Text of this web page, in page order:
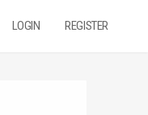
LOGIN REGISTER